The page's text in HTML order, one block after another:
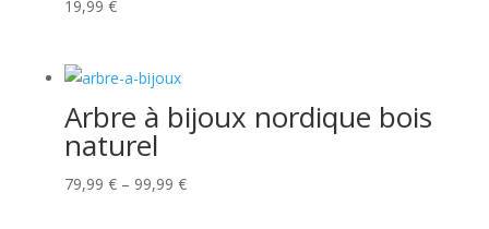
19,99 €
Arbre à bijoux nordique bois
naturel
79,99 €– 99,99 €